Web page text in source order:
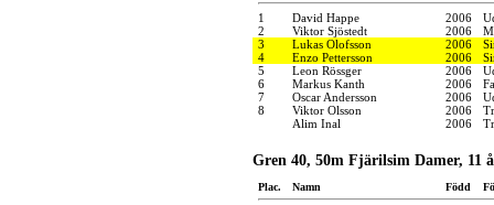
1 David Happe 2006
2
Viktor Sjöstedt 2006
3
Lukas Olofsson 2006
4
Enzo Pettersson 2006
5
Leon Rössger 2006
6
Markus Kanth 2006
7
Oscar Andersson 2006
8
Viktor Olsson 2006
Alim Inal
2006
Gren 40, 50m Fjärilsim Damer, 11
Plac. Namn Född